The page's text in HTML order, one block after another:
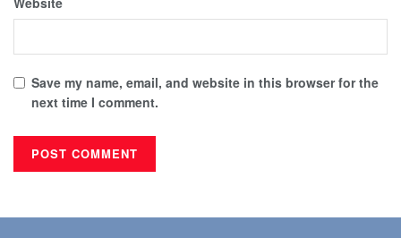
Save my name, email, and website in this browser for the
next time I comment.